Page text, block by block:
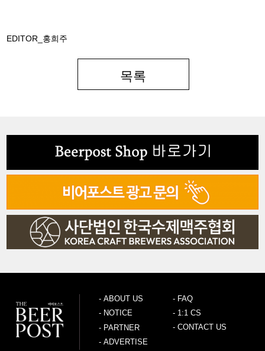
EDITOR_홍희주
목록
- ABOUT US
- NOTICE
- FAQ
- 1:1 CS
- CONTACT US
- PARTNER
- ADVERTISE